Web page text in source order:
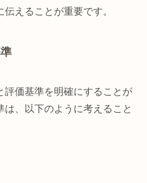
えることが重要です。
評価基準を明確にすることが
、以下のように考えること